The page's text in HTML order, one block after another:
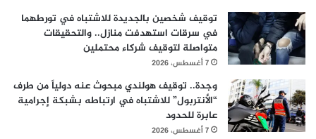
توقيف شخصين بالجديدة للاشتباه في تورطهما
في سرقات استهدفت منازل.. والتحقيقات
متواصلة لتوقيف شركاء محتملين
7 أغسطس، 2026
وجدة.. توقيف هولندي مبحوث عنه دولياً من طرف
“الأنتربول” للاشتباه في ارتباطه بشبكة إجرامية
عابرة للحدود
7 أغسطس، 2026